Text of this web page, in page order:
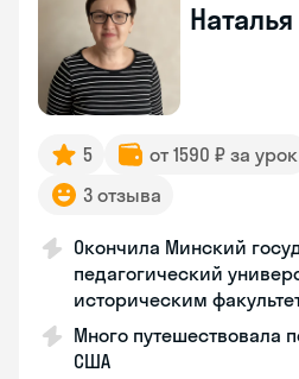
Наталья
5 от 1590 ₽ за урок
3 отзыва
Окончила Минский
педагогический
историческим
Много путешествовала
США